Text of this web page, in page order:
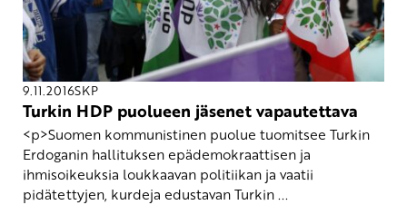
9.11.2016SKP
Turkin HDP puolueen jäsenet vapautettava
<p>Suomen kommunistinen puolue tuomitsee Turkin
Erdoganin hallituksen epädemokraattisen ja
ihmisoikeuksia loukkaavan politiikan ja vaatii
pidätettyjen, kurdeja edustavan Turkin ...